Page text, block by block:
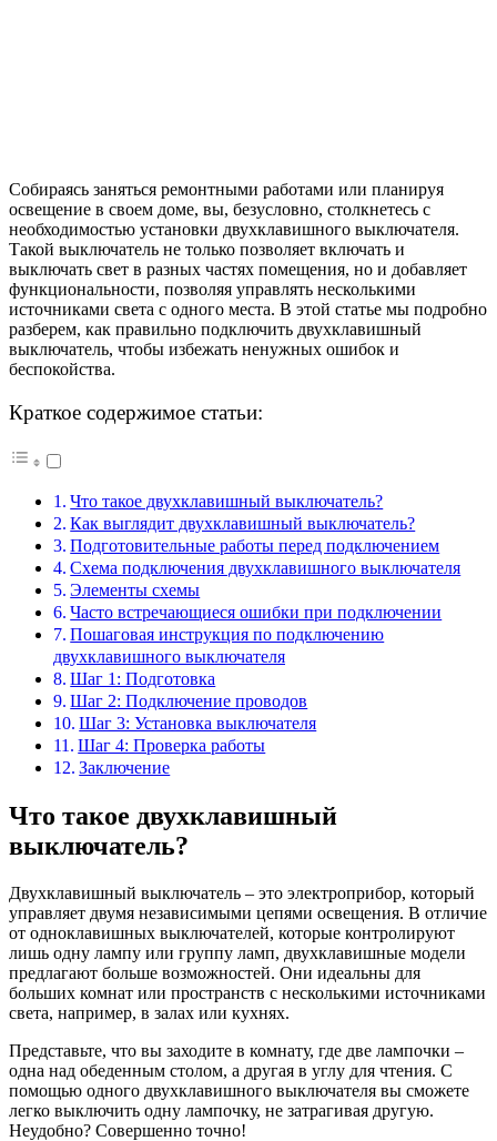
Собираясь заняться ремонтными работами или планируя
освещение в своем доме, вы, безусловно, столкнетесь с
необходимостью установки двухклавишного выключателя.
Такой выключатель не только позволяет включать и
выключать свет в разных частях помещения, но и добавляет
функциональности, позволяя управлять несколькими
источниками света с одного места. В этой статье мы подробно
разберем, как правильно подключить двухклавишный
выключатель, чтобы избежать ненужных ошибок и
беспокойства.
Краткое содержимое статьи:
Что такое двухклавишный выключатель?
Как выглядит двухклавишный выключатель?
Подготовительные работы перед подключением
Схема подключения двухклавишного выключателя
Элементы схемы
Часто встречающиеся ошибки при подключении
Пошаговая инструкция по подключению
двухклавишного выключателя
Шаг 1: Подготовка
Шаг 2: Подключение проводов
Шаг 3: Установка выключателя
Шаг 4: Проверка работы
Заключение
Что такое двухклавишный
выключатель?
Двухклавишный выключатель – это электроприбор, который
управляет двумя независимыми цепями освещения. В отличие
от одноклавишных выключателей, которые контролируют
лишь одну лампу или группу ламп, двухклавишные модели
предлагают больше возможностей. Они идеальны для
больших комнат или пространств с несколькими источниками
света, например, в залах или кухнях.
Представьте, что вы заходите в комнату, где две лампочки –
одна над обеденным столом, а другая в углу для чтения. С
помощью одного двухклавишного выключателя вы сможете
легко выключить одну лампочку, не затрагивая другую.
Неудобно? Совершенно точно!